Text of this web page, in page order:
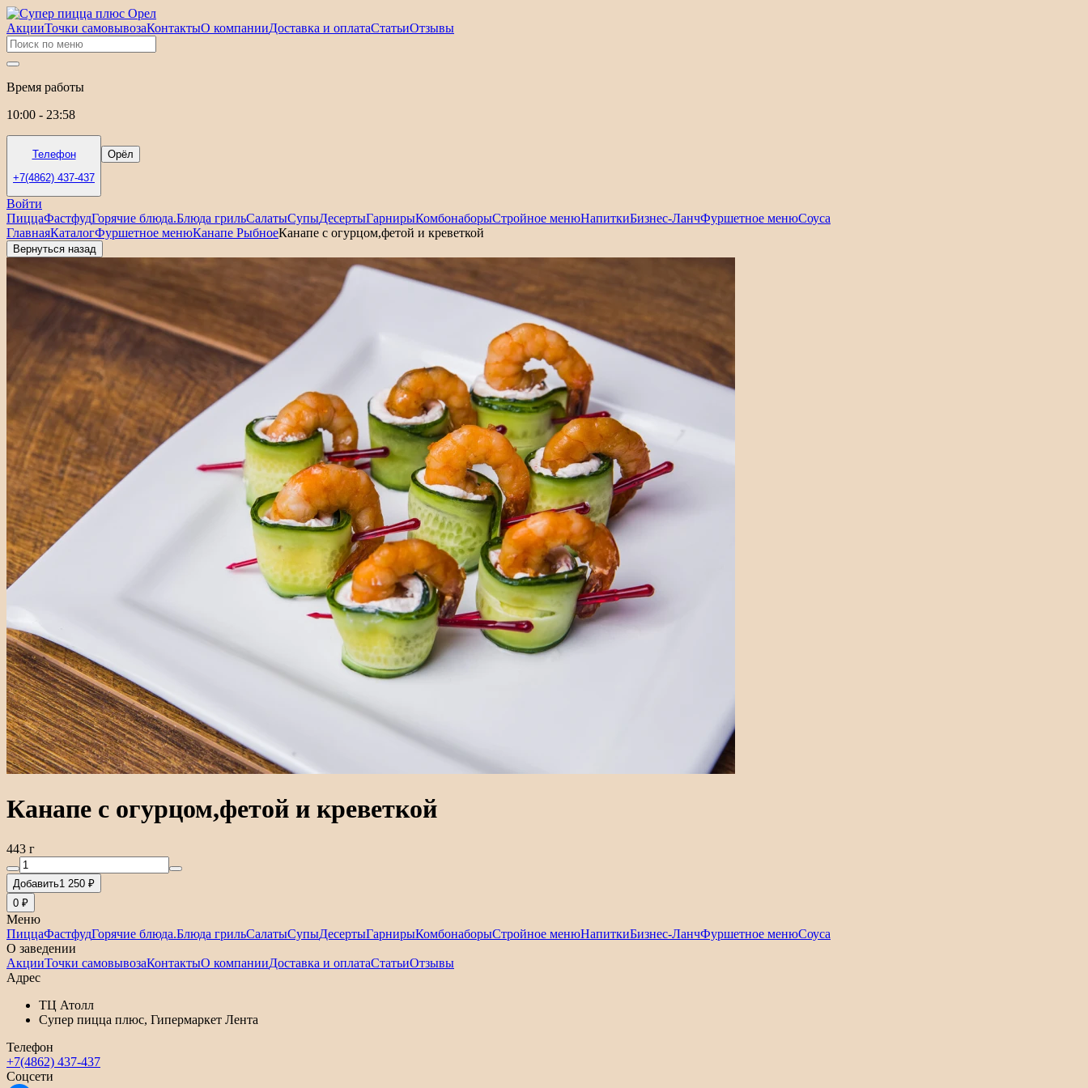
АкцииТочки самовывозаКонтактыО компанииДоставка и оплатаСтатьиОтзывы
Время работы
10:00 - 23:58
Телефон
+7(4862) 437-437
Орёл
Войти
ПиццаФастфудГорячие блюда.Блюда грильСалатыСупыДесертыГарнирыКомбонаборыСтройное менюНапиткиБизнес-ЛанчФуршетное менюСоуса
ГлавнаяКаталогФуршетное менюКанапе РыбноеКанапе с огурцом,фетой и креветкой
Вернуться назад
Канапе с огурцом,фетой и креветкой
443 г
Добавить1 250 ₽
0 ₽
Меню
ПиццаФастфудГорячие блюда.Блюда грильСалатыСупыДесертыГарнирыКомбонаборыСтройное менюНапиткиБизнес-ЛанчФуршетное менюСоуса
О заведении
АкцииТочки самовывозаКонтактыО компанииДоставка и оплатаСтатьиОтзывы
Адрес
ТЦ Атолл
Супер пицца плюс, Гипермаркет Лента
Телефон
+7(4862) 437-437
Соцсети